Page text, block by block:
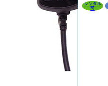
レンタル
可